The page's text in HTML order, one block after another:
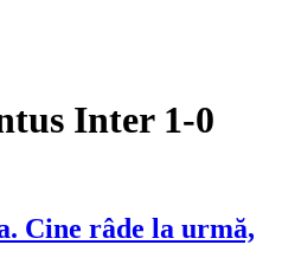
Inter 1-0
Cine râde la urmă,